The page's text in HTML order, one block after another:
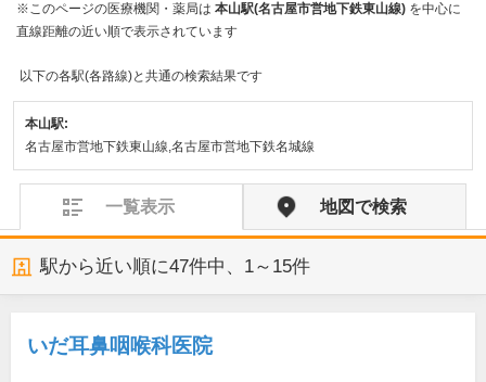
※このページの医療機関・薬局は 本山駅(名古屋市営地下鉄東山線) を中心に
直線距離の近い順で表示されています
以下の各駅(各路線)と共通の検索結果です
本山駅:
名古屋市営地下鉄東山線,名古屋市営地下鉄名城線
一覧表示 地図で検索
駅から近い順に47件中、 1～15件
いだ耳鼻咽喉科医院